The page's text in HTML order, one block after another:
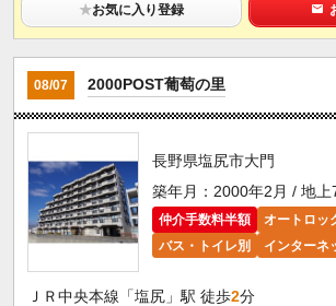
★お気に入り登録
08/07 2000POST葡萄の里
長野県塩尻市大門
築年月：2000年2月 / 地上
仲介手数料半額
オートロッ
バス・トイレ別
インターネ
ＪＲ中央本線「塩尻」駅 徒歩2分